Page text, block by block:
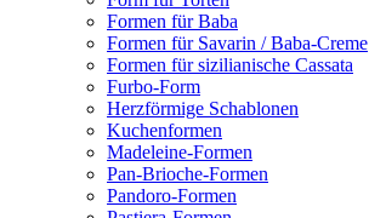
Formen für Baba
Formen für Savarin / Baba-Creme
Formen für sizilianische Cassata
Furbo-Form
Herzförmige Schablonen
Kuchenformen
Madeleine-Formen
Pan-Brioche-Formen
Pandoro-Formen